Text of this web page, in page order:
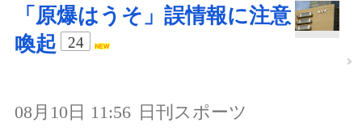
「原爆はうそ」誤情報に注意
喚起
24
08月10日 11:56 日刊スポーツ